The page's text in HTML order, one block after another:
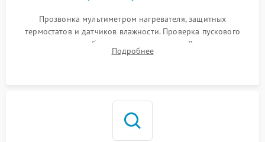
Прозвонка мультиметром нагревателя, защитных
термостатов и датчиков влажности. Проверка пускового
конденсатора, обмоток мотора и помпы. Для машин с
тепловым насосом — диагностика работы компрессора и
Подробнее